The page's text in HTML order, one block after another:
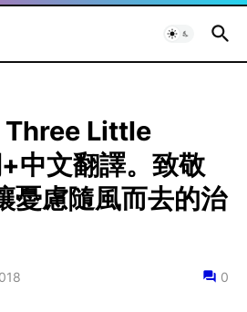
Little
中文翻譯。致敬
憂慮隨風而去的治
0